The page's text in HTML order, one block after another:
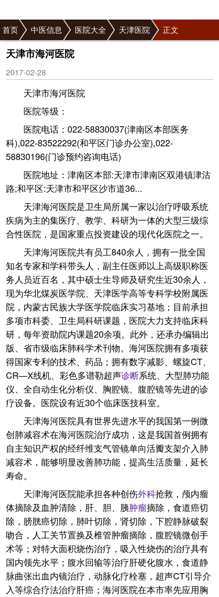
首页 中医信息 医院大全 天津医院 正文
天津市海河医院
2017-02-28
天津市海河医院
医院等级：
医院电话：022-58830037(津南区本部医务
科),022-83522292(和平区门诊办公室),022-
58830196(门诊预约咨询电话)
医院地址：津南区本部:天津市津南区双港镇津沽
路;和平区:天津市和平区沙市道36...
天津海河医院是卫生局所属一家以治疗呼吸系统
疾病为主的集医疗、教学、科研为一体的大型三级综
合性医院，是国家重点投资建设的现代化医院之一。
天津海河医院共有员工840余人，拥有一批全国
知名专家和学科带头人，副主任医师以上高级职称医
务人员近百名，其中硕士生导师及研究生近30余人，
现为华北煤炭医学院、天津医学高等专科学校附属医
院，内蒙古民族大学医学院临床实习基地；目前承担
多项市科委、卫生局科研课题，医院大力支持临床科
研，每年资助院内课题20余项。此外，还承办编辑出
版、省市级临床肺科学术刊物。海河医院拥有多项获
得国家专利的技术、药品；拥有数字减影、螺旋CT、
CR—X线机、彩色多谱勒超声诊断系统、大型肺功能
仪、全自动生化分析仪、胸腔镜、腹腔镜等先进的诊
疗设备。医院设有近30个临床医技科室。
天津海河医院具有世界先进水平的我国第一例微
创肺减容术在海河医院治疗成功，这是我国首例拥有
自主知识产权的经纤维支气管镜单向活瓣支架介入肺
减容术，能够明显改善肺功能，提高生活质量，延长
寿命。
天津海河医院能承担各种创伤外科抢救，颅内瘤
体摘除及血肿清除，肝、胆、胰肿瘤摘除，食道癌切
除，膀胱癌切除，肺叶切除，肾切除，下腔静脉破裂
吻合，人工关节置换及椎管肿瘤摘除，腹腔镜微创手
术等；对特大面积烧伤治疗，吸入性烧伤的治疗具有
国内领先水平；腹水回输等治疗肝硬化腹水，食道静
脉曲张出血内镜治疗，动脉化疗栓塞，超声CT引导介
入等综合疗法治疗肝癌；海河医院在本市率先应用胸